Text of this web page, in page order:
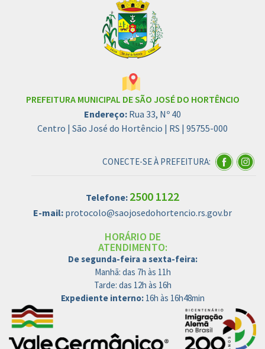
PREFEITURA MUNICIPAL DE SÃO JOSÉ DO HORTÊNCIO
Endereço: Rua 33, Nº 40
Centro | São José do Hortêncio | RS | 95755-000
CONECTE-SE À PREFEITURA:
Telefone: 2500 1122
E-mail: protocolo@saojosedohortencio.rs.gov.br
HORÁRIO DE
ATENDIMENTO:
De segunda-feira a sexta-feira:
Manhã: das 7h às 11h
Tarde: das 12h às 16h
Expediente interno: 16h às 16h48min